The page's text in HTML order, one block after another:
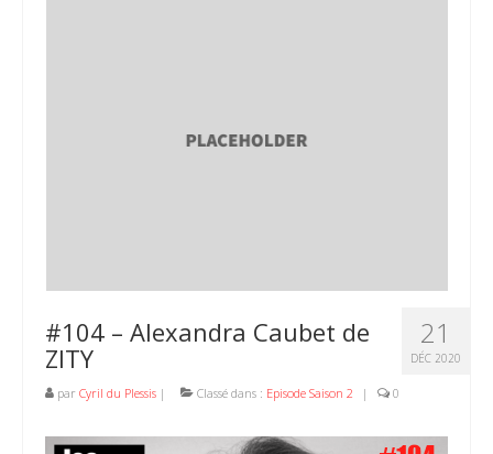
21
DÉC 2020
#104 – Alexandra Caubet de
ZITY
par Cyril du Plessis | Classé dans : Episode Saison 2 | 0